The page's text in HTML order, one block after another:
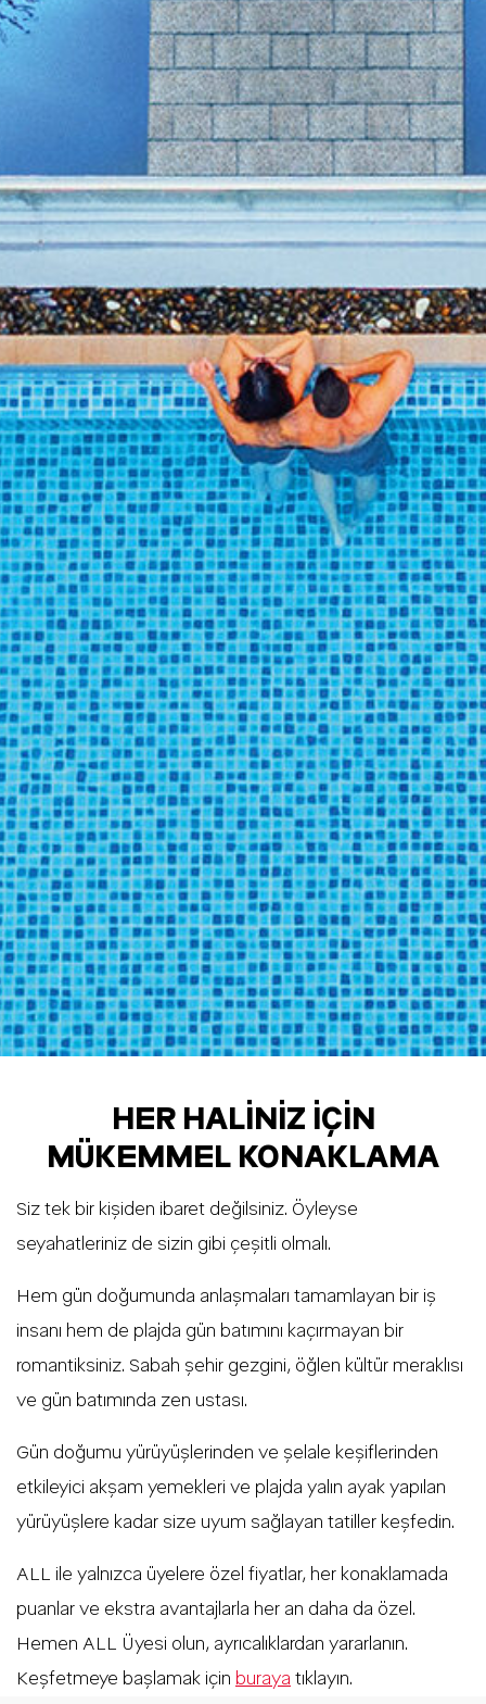
HER HALINIZ İÇIN
MÜKEMMEL KONAKLAMA
Siz tek bir kişiden ibaret değilsiniz. Öyleyse
seyahatleriniz de sizin gibi çeşitli olmalı.
Hem gün doğumunda anlaşmaları tamamlayan bir iş
insanı hem de plajda gün batımını kaçırmayan bir
romantiksiniz. Sabah şehir gezgini, öğlen kültür meraklısı
ve gün batımında zen ustası.
Gün doğumu yürüyüşlerinden ve şelale keşiflerinden
etkileyici akşam yemekleri ve plajda yalın ayak yapılan
yürüyüşlere kadar size uyum sağlayan tatiller keşfedin.
ALL ile yalnızca üyelere özel fiyatlar, her konaklamada
puanlar ve ekstra avantajlarla her an daha da özel.
Hemen ALL Üyesi olun, ayrıcalıklardan yararlanın.
Keşfetmeye başlamak için buraya tıklayın.